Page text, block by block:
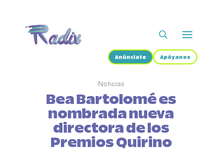
Anúnciate Apóyanos
Noticias
Bea Bartolomé es
nombrada nueva
directora de los
Premios Quirino